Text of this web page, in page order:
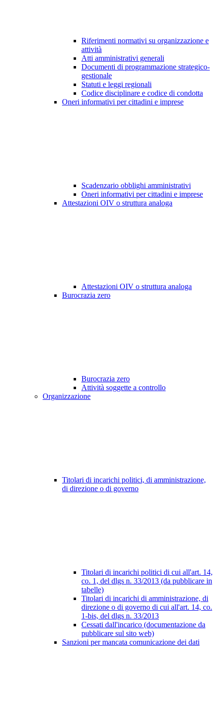
Riferimenti normativi su organizzazione e
attività
Atti amministrativi generali
Documenti di programmazione strategico-
gestionale
Statuti e leggi regionali
Codice disciplinare e codice di condotta
Oneri informativi per cittadini e imprese
Scadenzario obblighi amministrativi
Oneri informativi per cittadini e imprese
Attestazioni OIV o struttura analoga
Attestazioni OIV o struttura analoga
Burocrazia zero
Burocrazia zero
Attività soggette a controllo
Organizzazione
Titolari di incarichi politici, di amministrazione,
di direzione o di governo
Titolari di incarichi politici di cui all'art. 14,
co. 1, del dlgs n. 33/2013 (da pubblicare in
tabelle)
Titolari di incarichi di amministrazione, di
direzione o di governo di cui all'art. 14, co.
1-bis, del dlgs n. 33/2013
Cessati dall'incarico (documentazione da
pubblicare sul sito web)
Sanzioni per mancata comunicazione dei dati